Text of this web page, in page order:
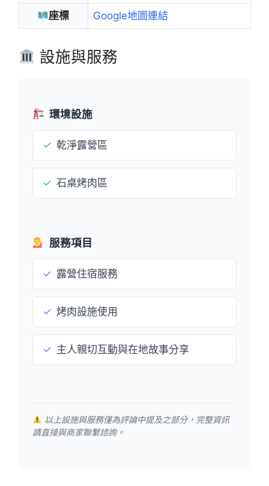
座標 Google地圖連結
設施與服務
環境設施
✓ 乾淨露營區
✓ 石桌烤肉區
服務項目
✓ 露營住宿服務
✓ 烤肉設施使用
✓ 主人親切互動與在地故事分享
以上設施與服務僅為評論中提及之部分，完整資訊
請直接與商家聯繫諮詢。